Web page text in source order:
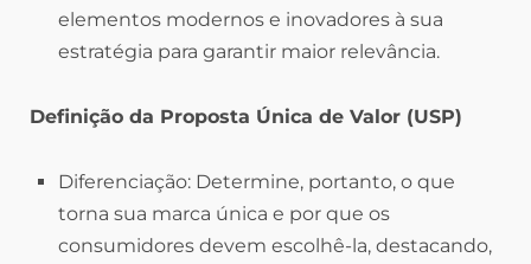
elementos modernos e inovadores à sua
estratégia para garantir maior relevância.
Definição da Proposta Única de Valor (USP)
Diferenciação: Determine, portanto, o que
torna sua marca única e por que os
consumidores devem escolhê-la, destacando,